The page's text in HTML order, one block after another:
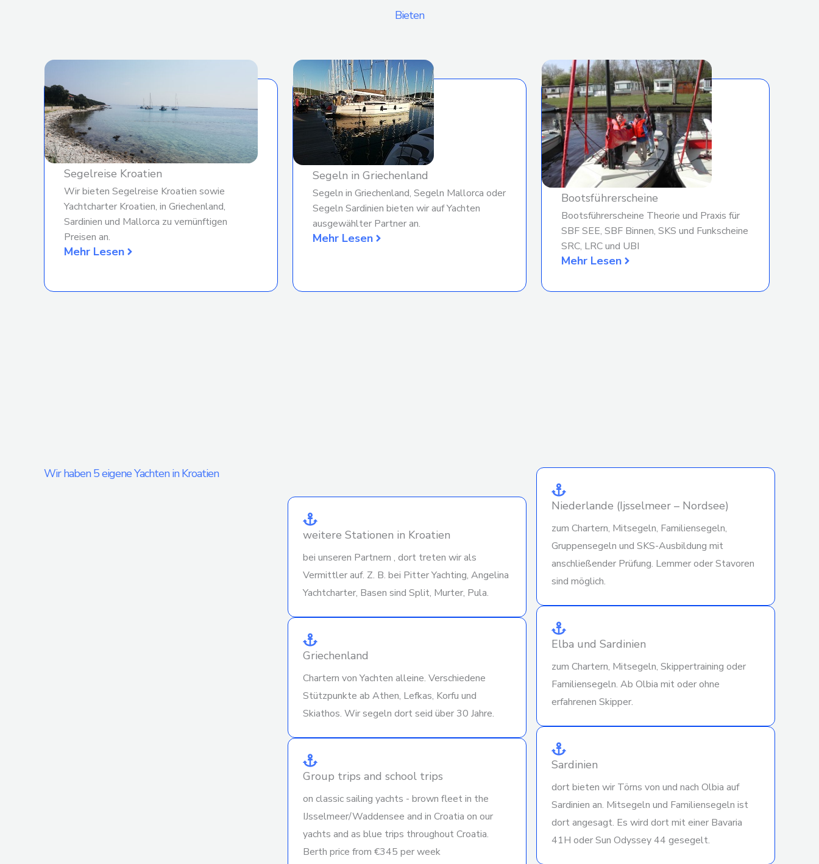
Bieten
Segelreise Kroatien
Wir bieten Segelreise Kroatien sowie
Yachtcharter Kroatien, in Griechenland,
Sardinien und Mallorca zu vernünftigen
Preisen an.
Mehr Lesen
Segeln in Griechenland
Segeln in Griechenland, Segeln Mallorca oder
Segeln Sardinien bieten wir auf Yachten
ausgewählter Partner an.
Mehr Lesen
Bootsführerscheine
Bootsführerscheine Theorie und Praxis für
SBF SEE, SBF Binnen, SKS und Funkscheine
SRC, LRC und UBI
Mehr Lesen
Wir haben 5 eigene Yachten in Kroatien
weitere Stationen in Kroatien
bei unseren Partnern , dort treten wir als
Vermittler auf. Z. B. bei Pitter Yachting, Angelina
Yachtcharter, Basen sind Split, Murter, Pula.
Griechenland
Chartern von Yachten alleine. Verschiedene
Stützpunkte ab Athen, Lefkas, Korfu und
Skiathos. Wir segeln dort seid über 30 Jahre.
Group trips and school trips
on classic sailing yachts - brown fleet in the
IJsselmeer/Waddensee and in Croatia on our
yachts and as blue trips throughout Croatia.
Berth price from €345 per week
Niederlande (Ijsselmeer – Nordsee)
zum Chartern, Mitsegeln, Familiensegeln,
Gruppensegeln und SKS-Ausbildung mit
anschließender Prüfung. Lemmer oder Stavoren
sind möglich.
Elba und Sardinien
zum Chartern, Mitsegeln, Skippertraining oder
Familiensegeln. Ab Olbia mit oder ohne
erfahrenen Skipper.
Sardinien
dort bieten wir Törns von und nach Olbia auf
Sardinien an. Mitsegeln und Familiensegeln ist
dort angesagt. Es wird dort mit einer Bavaria
41H oder Sun Odyssey 44 gesegelt.